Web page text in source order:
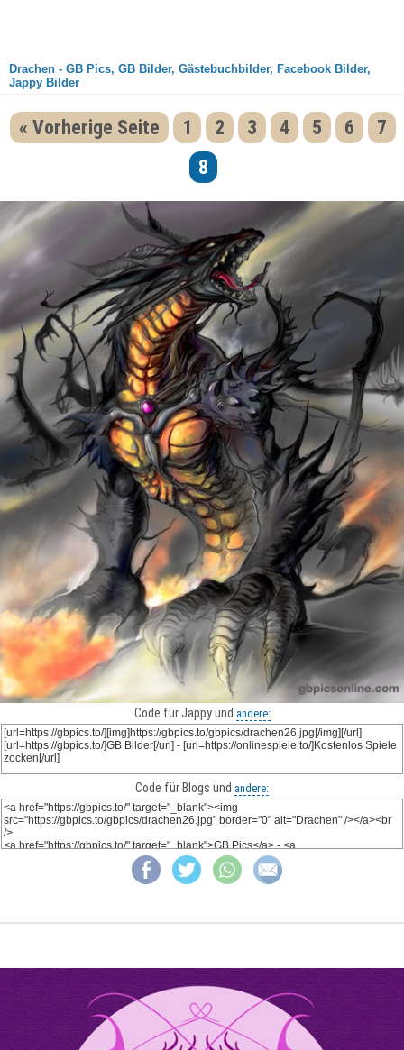
Drachen - GB Pics, GB Bilder, Gästebuchbilder, Facebook Bilder,
Jappy Bilder
« Vorherige Seite 1 2 3 4 5 6
7
8
Code für Jappy und andere:
Code für Blogs und andere: